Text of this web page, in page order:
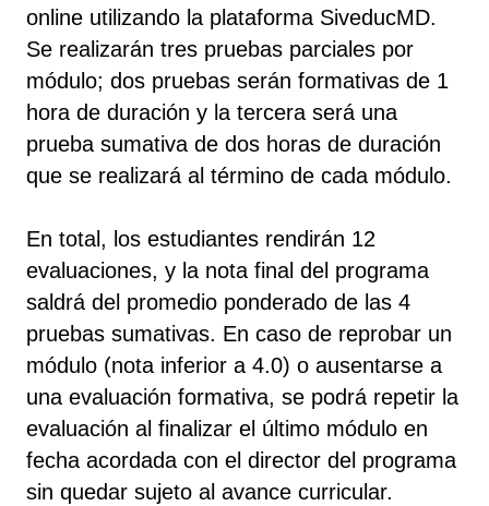
online utilizando la plataforma SiveducMD.
Se realizarán tres pruebas parciales por
módulo; dos pruebas serán formativas de 1
hora de duración y la tercera será una
prueba sumativa de dos horas de duración
que se realizará al término de cada módulo.
En total, los estudiantes rendirán 12
evaluaciones, y la nota final del programa
saldrá del promedio ponderado de las 4
pruebas sumativas. En caso de reprobar un
módulo (nota inferior a 4.0) o ausentarse a
una evaluación formativa, se podrá repetir la
evaluación al finalizar el último módulo en
fecha acordada con el director del programa
sin quedar sujeto al avance curricular.